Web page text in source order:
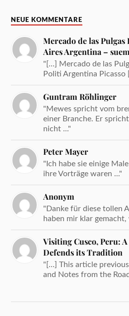
NEUE KOMMENTARE
Mercado de las
Aires Argentina –
"[…] Mercado de las
Politi Argentina Picasso
Guntram Röhlinger
"Mewes spricht vom
einer Branche. Er
nicht ..."
Peter Mayer
"Ich habe sie einige
ihre Vorträge waren ..."
Anonym
"Danke für diese tollen
haben mir klar
Visiting Cusco, Peru:
Defends its Tradition
"[…] This article
and Notes from the